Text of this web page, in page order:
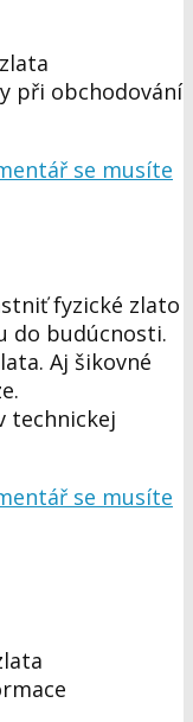
při obchodování
se musíte
fyzické zlato
do budúcnosti.
Aj šikovné
technickej
se musíte